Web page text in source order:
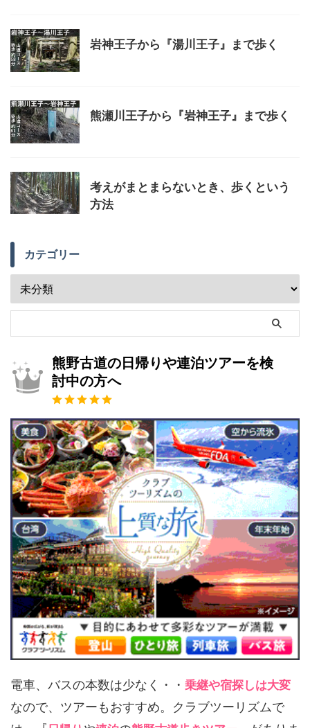
岩神王子から『湯川王子』まで歩く
熊瀬川王子から『岩神王子』まで歩く
考えがまとまらないとき、歩くという
方法
カテゴリー
熊野古道の日帰りや連泊ツアーを検
討中の方へ
電車、バスの本数は少なく・・ 乗継や宿探しは大変
なので、ツアーもおすすめ。クラブツーリズムで